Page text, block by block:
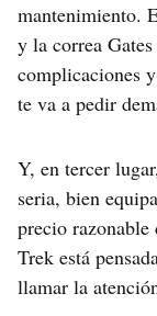
mantenimiento.
y la correa
complicaciones
te va a pedir
Y, en tercer
seria, bien
precio razonable
Trek está
llamar la